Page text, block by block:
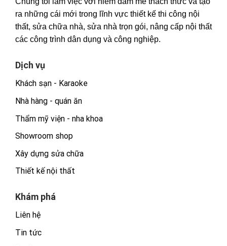
ra những cái mới trong lĩnh vực thiết kế thi công nội
thất, sửa chữa nhà, sửa nhà trọn gói, nâng cấp nội thất
các công trình dân dụng và công nghiệp.
Dịch vụ
Khách sạn - Karaoke
Nhà hàng - quán ăn
Thẩm mỹ viện - nha khoa
Showroom shop
Xây dựng sửa chữa
Thiết kế nội thất
Khám phá
Liên hệ
Tin tức